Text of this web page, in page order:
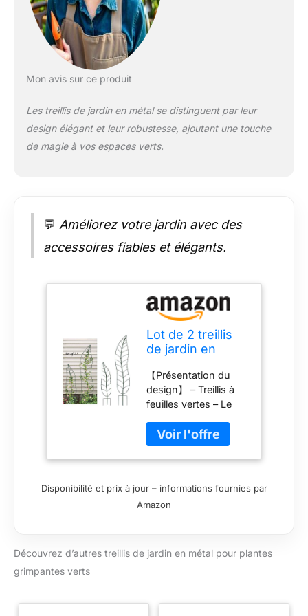
remboursement, je
vous souhaite une
vie heureuse
Mon avis sur ce produit
Les treillis de jardin en métal se distinguent par leur
design élégant et leur robustesse, ajoutant une touche
de magie à vos espaces verts.
💬 Améliorez votre jardin avec des
accessoires fiables et élégants.
Lot de 2 treillis
de jardin en
plantes
grimpantes Vert
【Présentation du
design】 – Treillis à
feuilles vertes – Le
soutenir les plantes
grimpantes, de sorte
qu'elles poussent
matériau métallique,
surface verte à haute
imperméable.
Installation facile : le
inséré en toute
Disponibilité et prix à jour – informations fournies par
Amazon
Découvrez d’autres treillis de jardin en métal pour plantes
grimpantes verts